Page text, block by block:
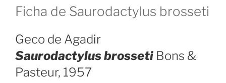
Ficha de Saurodactylus brosseti
Geco de Agadir
Saurodactylus brosseti Bons &
Pasteur, 1957